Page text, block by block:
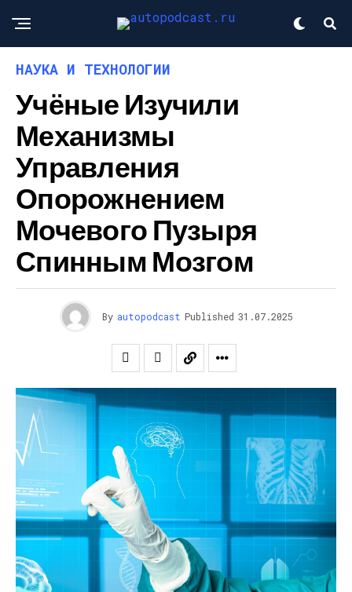
НАУКА И ТЕХНОЛОГИИ
Учёные Изучили
Механизмы
Управления
Опорожнением
Мочевого Пузыря
Спинным Мозгом
By autopodcast Published 31.07.2025